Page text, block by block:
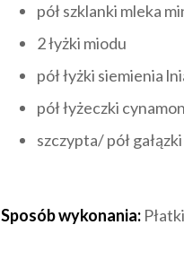
pół szklanki mleka
2 łyżki miodu
pół łyżki siemienia
pół łyżeczki
szczypta/ pół
Sposób wykonania: